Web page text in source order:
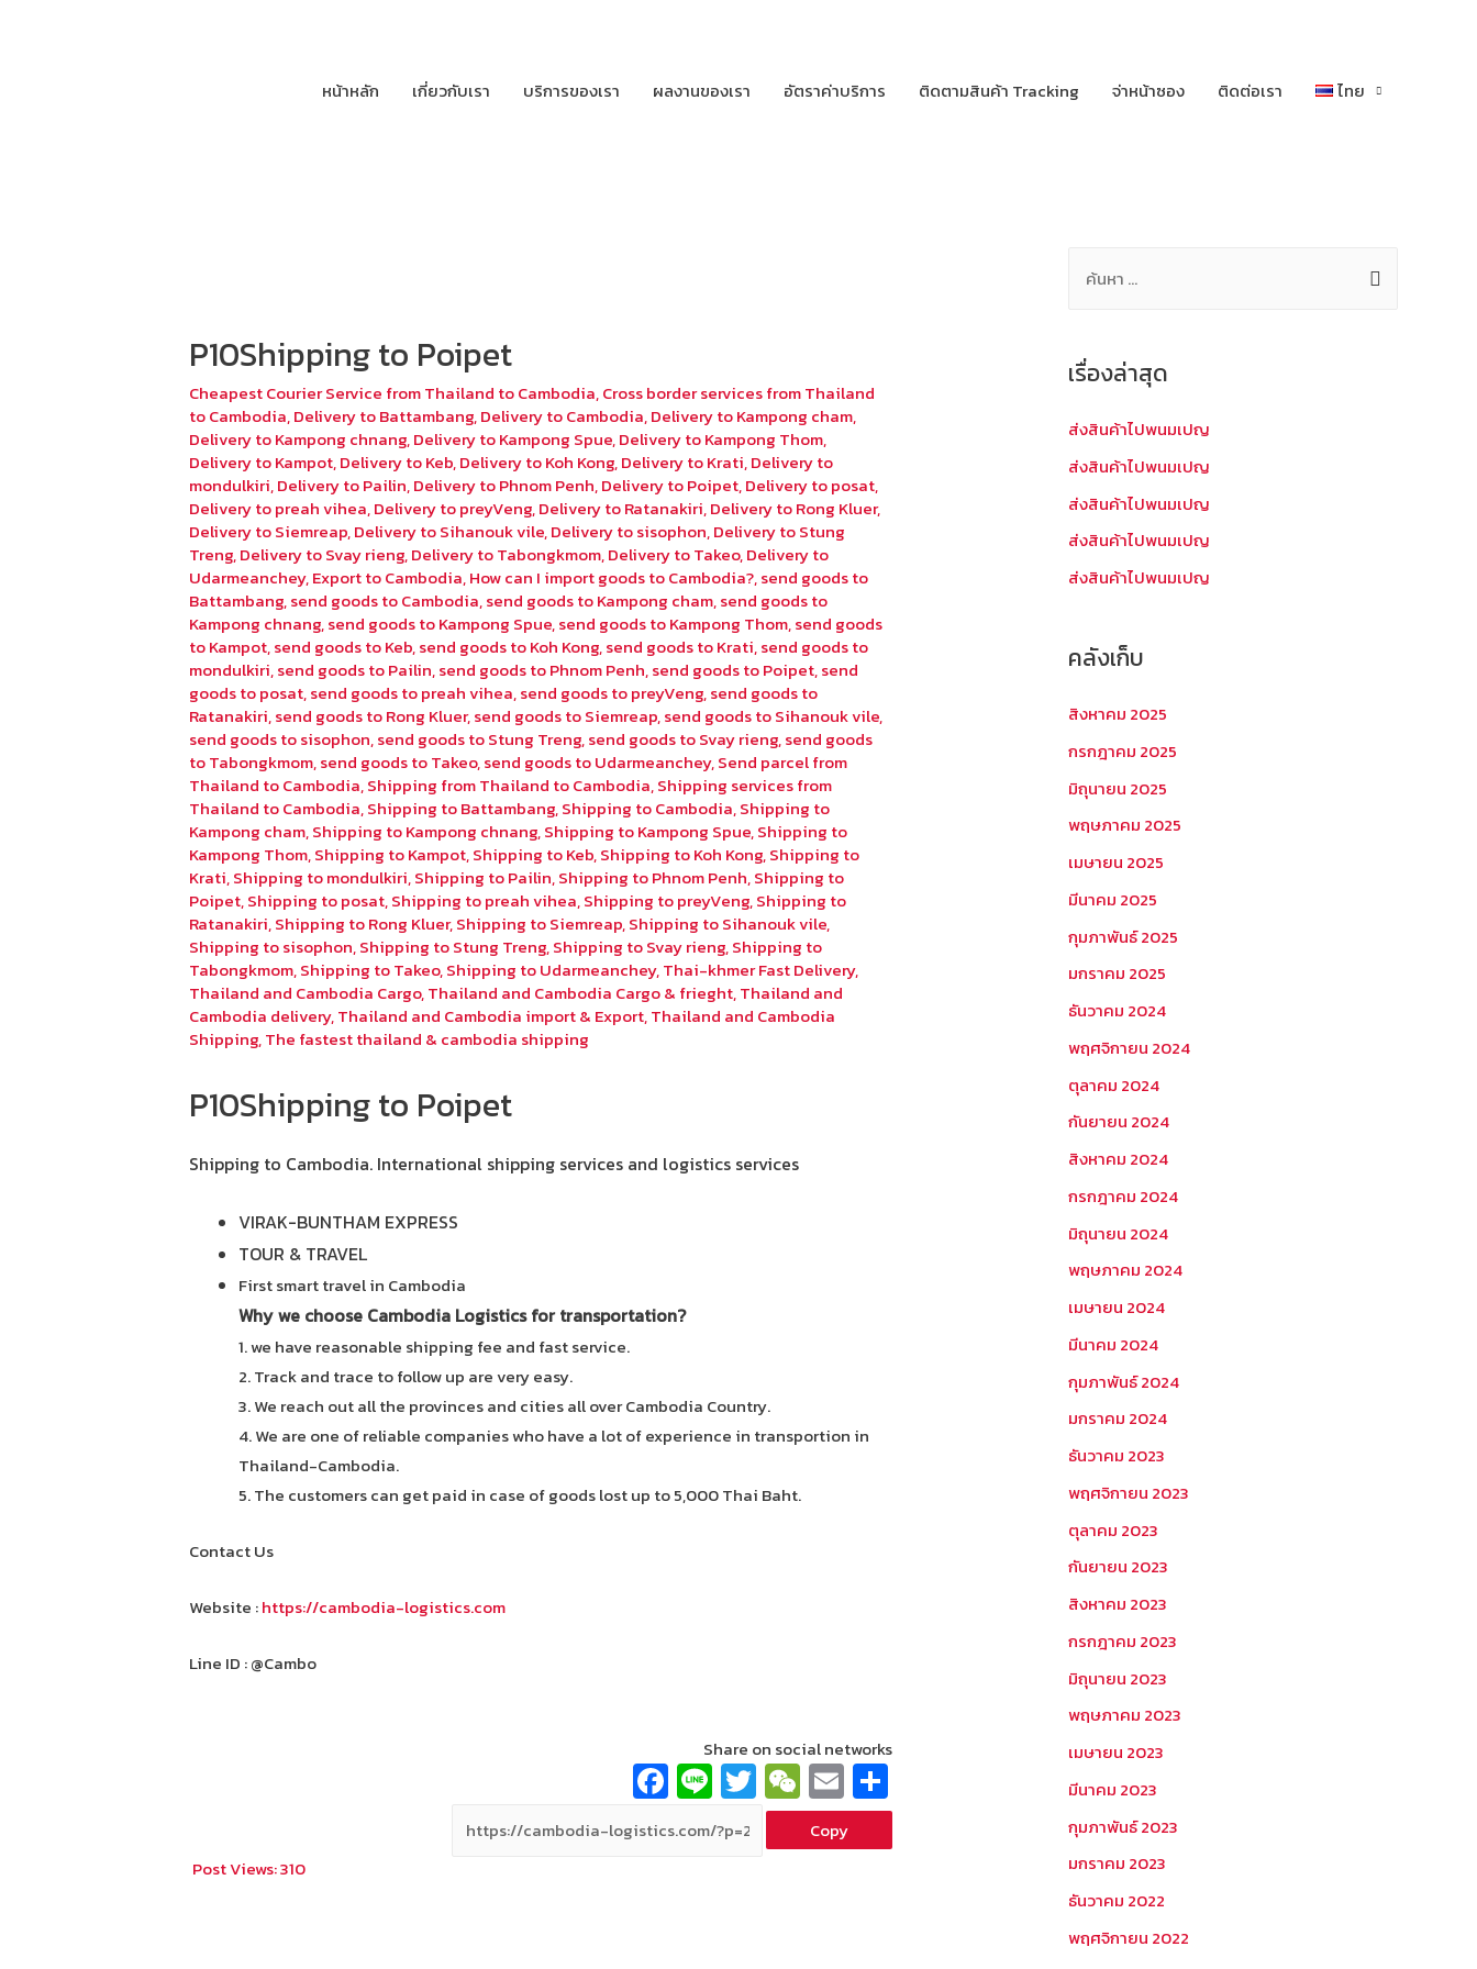
หน้าหลัก เกี่ยวกับเรา บริการของเรา ผลงานของเรา อัตราค่าบริการ ติดตามสินค้า Tracking จ่าหน้าซอง ติดต่อเรา ไทย
P10Shipping to Poipet
Cheapest Courier Service from Thailand to Cambodia,Cross border services from Thailand
to Cambodia,Delivery to Battambang,Delivery to Cambodia,Delivery to Kampong cham,
Delivery to Kampong chnang,Delivery to Kampong Spue,Delivery to Kampong Thom,
Delivery to Kampot,Delivery to Keb,Delivery to Koh Kong,Delivery to Krati,Delivery to
mondulkiri,Delivery to Pailin,Delivery to Phnom Penh,Delivery to Poipet,Delivery to posat,
Delivery to preah vihea,Delivery to preyVeng,Delivery to Ratanakiri,Delivery to Rong Kluer,
Delivery to Siemreap,Delivery to Sihanouk vile,Delivery to sisophon,Delivery to Stung
Treng,Delivery to Svay rieng,Delivery to Tabongkmom,Delivery to Takeo,Delivery to
Udarmeanchey,Export to Cambodia,How can I import goods to Cambodia?,send goods to
Battambang,send goods to Cambodia,send goods to Kampong cham,send goods to
Kampong chnang,send goods to Kampong Spue,send goods to Kampong Thom,send goods
to Kampot,send goods to Keb,send goods to Koh Kong,send goods to Krati,send goods to
mondulkiri,send goods to Pailin,send goods to Phnom Penh,send goods to Poipet,send
goods to posat,send goods to preah vihea,send goods to preyVeng,send goods to
Ratanakiri,send goods to Rong Kluer,send goods to Siemreap,send goods to Sihanouk vile,
send goods to sisophon,send goods to Stung Treng,send goods to Svay rieng,send goods
to Tabongkmom,send goods to Takeo,send goods to Udarmeanchey,Send parcel from
Thailand to Cambodia,Shipping from Thailand to Cambodia,Shipping services from
Thailand to Cambodia,Shipping to Battambang,Shipping to Cambodia,Shipping to
Kampong cham,Shipping to Kampong chnang,Shipping to Kampong Spue,Shipping to
Kampong Thom,Shipping to Kampot,Shipping to Keb,Shipping to Koh Kong,Shipping to
Krati,Shipping to mondulkiri,Shipping to Pailin,Shipping to Phnom Penh,Shipping to
Poipet,Shipping to posat,Shipping to preah vihea,Shipping to preyVeng,Shipping to
Ratanakiri,Shipping to Rong Kluer,Shipping to Siemreap,Shipping to Sihanouk vile,
Shipping to sisophon,Shipping to Stung Treng,Shipping to Svay rieng,Shipping to
Tabongkmom,Shipping to Takeo,Shipping to Udarmeanchey,Thai-khmer Fast Delivery,
Thailand and Cambodia Cargo,Thailand and Cambodia Cargo & frieght,Thailand and
Cambodia delivery,Thailand and Cambodia import & Export,Thailand and Cambodia
Shipping,The fastest thailand & cambodia shipping
P10Shipping to Poipet
Shipping to Cambodia. International shipping services and logistics services
VIRAK-BUNTHAM EXPRESS
TOUR & TRAVEL
First smart travel in Cambodia
Why we choose Cambodia Logistics for transportation?
1. we have reasonable shipping fee and fast service.
2. Track and trace to follow up are very easy.
3. We reach out all the provinces and cities all over Cambodia Country.
4. We are one of reliable companies who have a lot of experience in transportion in
Thailand-Cambodia.
5. The customers can get paid in case of goods lost up to 5,000 Thai Baht.
Contact Us
Website :https://cambodia-logistics.com
Line ID : @Cambo
Share on social networks
Fa
ce
b
Li
n
e
T
wi
tt
W
e
C
E
m
ai ar
Copy
Post Views:310
ห
รั
บ
เรื่องล่าสุด
ส่งสินค้าไปพนมเปญ
ส่งสินค้าไปพนมเปญ
ส่งสินค้าไปพนมเปญ
ส่งสินค้าไปพนมเปญ
ส่งสินค้าไปพนมเปญ
คลังเก็บ
สิงหาคม 2025
กรกฎาคม 2025
มิถุนายน 2025
พฤษภาคม 2025
เมษายน 2025
มีนาคม 2025
กุมภาพันธ์ 2025
มกราคม 2025
ธันวาคม 2024
พฤศจิกายน 2024
ตุลาคม 2024
กันยายน 2024
สิงหาคม 2024
กรกฎาคม 2024
มิถุนายน 2024
พฤษภาคม 2024
เมษายน 2024
มีนาคม 2024
กุมภาพันธ์ 2024
มกราคม 2024
ธันวาคม 2023
พฤศจิกายน 2023
ตุลาคม 2023
กันยายน 2023
สิงหาคม 2023
กรกฎาคม 2023
มิถุนายน 2023
พฤษภาคม 2023
เมษายน 2023
มีนาคม 2023
กุมภาพันธ์ 2023
มกราคม 2023
ธันวาคม 2022
พฤศจิกายน 2022